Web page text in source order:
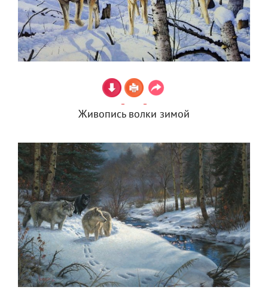
Живопись волки зимой